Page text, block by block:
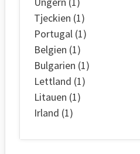
Tjeckien (1)
Portugal (1)
Belgien (1)
Bulgarien (1)
Lettland (1)
Litauen (1)
Irland (1)